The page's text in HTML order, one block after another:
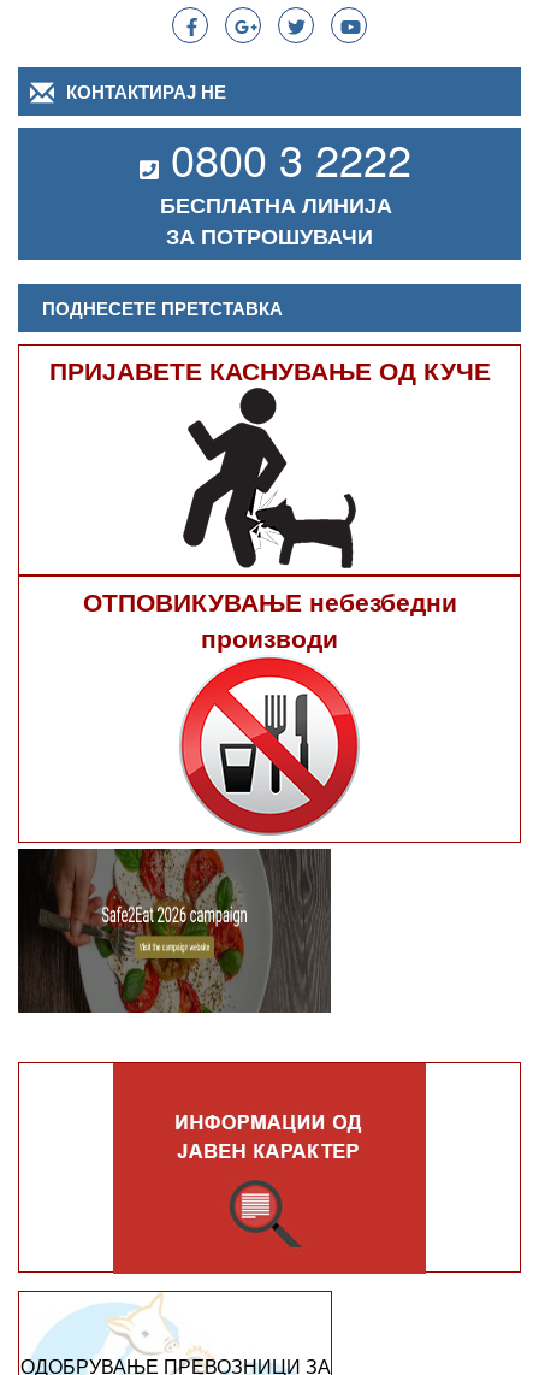
КОНТАКТИРАЈ НЕ
0800 3 2222
БЕСПЛАТНА ЛИНИЈА
ЗА ПОТРОШУВАЧИ
ПОДНЕСЕТЕ ПРЕТСТАВКА
ПРИЈАВЕТЕ КАСНУВАЊЕ ОД КУЧЕ
ОТПОВИКУВАЊЕ небезбедни
производи
ОДОБРУВАЊЕ ПРЕВОЗНИЦИ ЗА